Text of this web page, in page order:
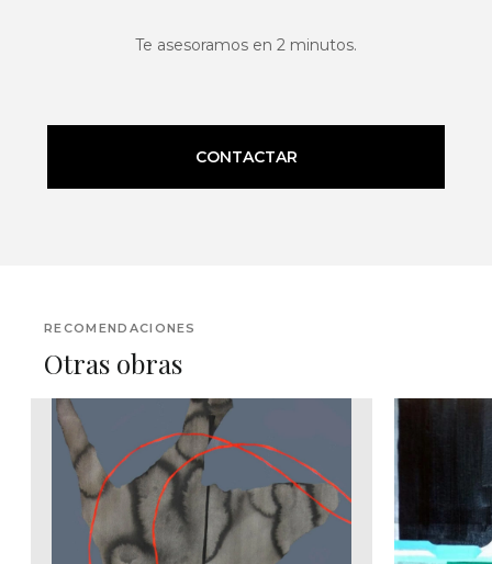
Te asesoramos en 2 minutos.
CONTACTAR
RECOMENDACIONES
Otras obras